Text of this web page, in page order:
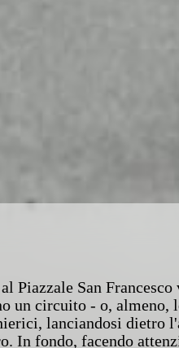
Piazzale San
un circuito - o,
lanciandosi dietro
In fondo, facendo